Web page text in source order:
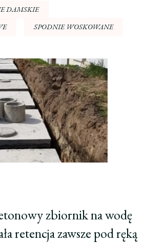
DAMSKIE
SPODNIE WOSKOWANE
zbiornik na wodę
retencja zawsze pod ręką